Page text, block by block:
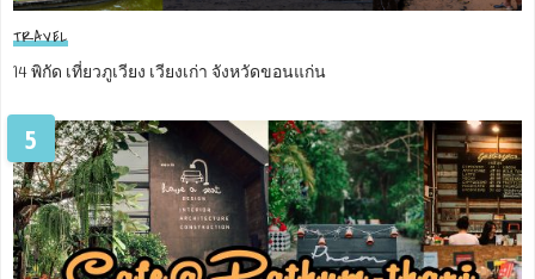
TRAVEL
14 พิกัด เที่ยวภูเวียง เวียงเก่า จังหวัดขอนแก่น
5